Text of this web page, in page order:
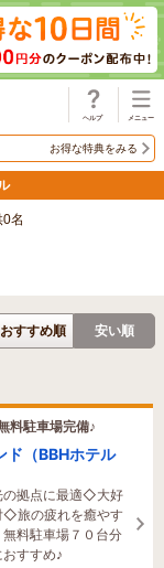
お得な特典をみる
名
おすすめ順 安い順
料駐車場完備♪
（BBHホテル
の拠点に最適◇大好
◇旅の疲れを癒やす
料駐車場７０台分
すすめ♪